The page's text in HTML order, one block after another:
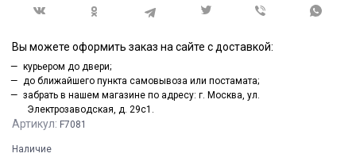
Артикул: F7081
Наличие
Вы можете оформить заказ на сайте с доставкой:
курьером до двери;
до ближайшего пункта самовывоза или постамата;
забрать в нашем магазине по адресу: г. Москва, ул.
Электрозаводская, д. 29с1.